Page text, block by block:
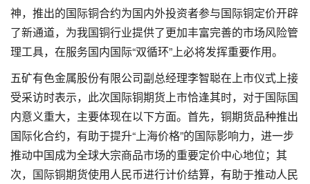
神，推出的国际铜合约为国内外投资者参与国际铜定价开辟
了新通道，为我国铜行业提供了更加丰富完善的市场风险管
理工具，在服务国内国际“双循环”上必将发挥重要作用。
五矿有色金属股份有限公司副总经理李智聪在上市仪式上接
受采访时表示，此次国际铜期货上市恰逢其时，对于国际国
内意义重大，主要体现在以下方面。首先，铜期货品种推出
国际化合约，有助于提升“上海价格”的国际影响力，进一步
推动中国成为全球大宗商品市场的重要定价中心地位；其
次，国际铜期货使用人民币进行计价结算，有助于推动人民